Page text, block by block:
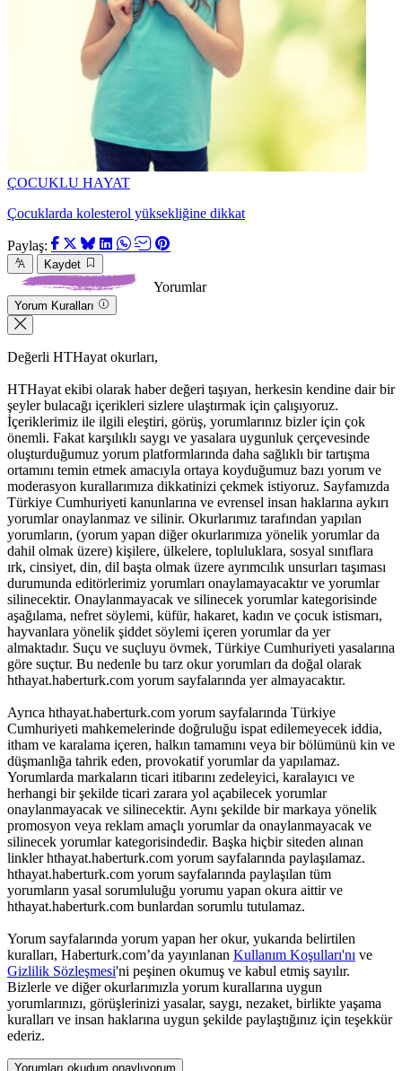
ÇOCUKLU HAYAT
Çocuklarda kolesterol yüksekliğine dikkat
Paylaş:
Kaydet
Yorumlar
Yorum Kuralları
Değerli HTHayat okurları,
HTHayat ekibi olarak haber değeri taşıyan, herkesin kendine dair bir
şeyler bulacağı içerikleri sizlere ulaştırmak için çalışıyoruz.
İçeriklerimiz ile ilgili eleştiri, görüş, yorumlarınız bizler için çok
önemli. Fakat karşılıklı saygı ve yasalara uygunluk çerçevesinde
oluşturduğumuz yorum platformlarında daha sağlıklı bir tartışma
ortamını temin etmek amacıyla ortaya koyduğumuz bazı yorum ve
moderasyon kurallarımıza dikkatinizi çekmek istiyoruz. Sayfamızda
Türkiye Cumhuriyeti kanunlarına ve evrensel insan haklarına aykırı
yorumlar onaylanmaz ve silinir. Okurlarımız tarafından yapılan
yorumların, (yorum yapan diğer okurlarımıza yönelik yorumlar da
dahil olmak üzere) kişilere, ülkelere, topluluklara, sosyal sınıflara
ırk, cinsiyet, din, dil başta olmak üzere ayrımcılık unsurları taşıması
durumunda editörlerimiz yorumları onaylamayacaktır ve yorumlar
silinecektir. Onaylanmayacak ve silinecek yorumlar kategorisinde
aşağılama, nefret söylemi, küfür, hakaret, kadın ve çocuk istismarı,
hayvanlara yönelik şiddet söylemi içeren yorumlar da yer
almaktadır. Suçu ve suçluyu övmek, Türkiye Cumhuriyeti yasalarına
göre suçtur. Bu nedenle bu tarz okur yorumları da doğal olarak
hthayat.haberturk.com yorum sayfalarında yer almayacaktır.
Ayrıca hthayat.haberturk.com yorum sayfalarında Türkiye
Cumhuriyeti mahkemelerinde doğruluğu ispat edilemeyecek iddia,
itham ve karalama içeren, halkın tamamını veya bir bölümünü kin ve
düşmanlığa tahrik eden, provokatif yorumlar da yapılamaz.
Yorumlarda markaların ticari itibarını zedeleyici, karalayıcı ve
herhangi bir şekilde ticari zarara yol açabilecek yorumlar
onaylanmayacak ve silinecektir. Aynı şekilde bir markaya yönelik
promosyon veya reklam amaçlı yorumlar da onaylanmayacak ve
silinecek yorumlar kategorisindedir. Başka hiçbir siteden alınan
linkler hthayat.haberturk.com yorum sayfalarında paylaşılamaz.
hthayat.haberturk.com yorum sayfalarında paylaşılan tüm
yorumların yasal sorumluluğu yorumu yapan okura aittir ve
hthayat.haberturk.com bunlardan sorumlu tutulamaz.
Yorum sayfalarında yorum yapan her okur, yukarıda belirtilen
kuralları, Haberturk.com’da yayınlanan Kullanım Koşulları'nı ve
Gizlilik Sözleşmesi'ni peşinen okumuş ve kabul etmiş sayılır.
Bizlerle ve diğer okurlarımızla yorum kurallarına uygun
yorumlarınızı, görüşlerinizi yasalar, saygı, nezaket, birlikte yaşama
kuralları ve insan haklarına uygun şekilde paylaştığınız için teşekkür
ederiz.
Yorumları okudum onaylıyorum